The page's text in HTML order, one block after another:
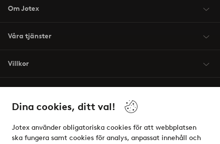
Dina cookies, ditt val!
Jotex använder obligatoriska cookies för att webbplatsen
ska fungera samt cookies för analys, anpassat innehåll och
Om Jotex
Våra tjänster
Villkor